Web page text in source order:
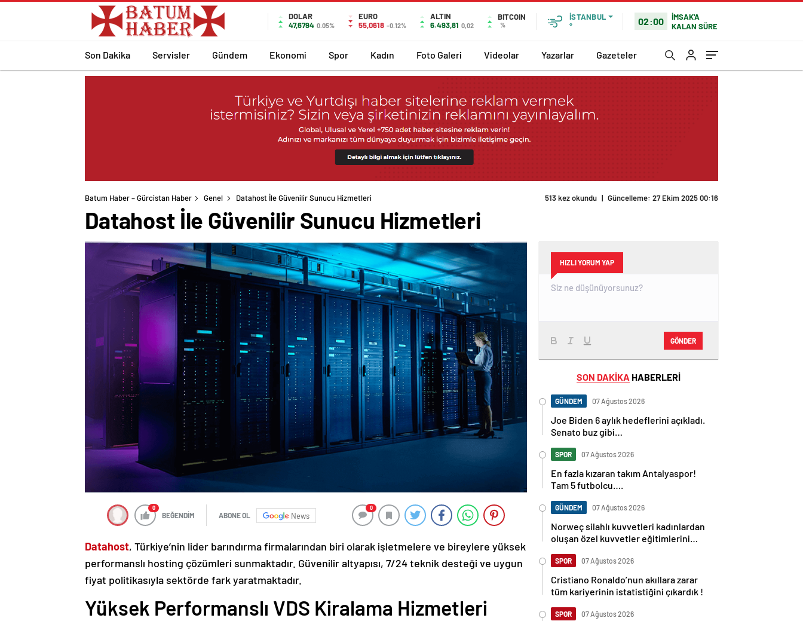
DOLAR
47,6794 0.05%
EURO
55,0618 -0.12%
ALTIN
6.493,81 0,02
BITCOIN
%
İSTANBUL
°
02:00
İMSAK'A
KALAN SÜRE
Son Dakika Servisler Gündem Ekonomi Spor Kadın Foto Galeri Videolar Yazarlar Gazeteler
Batum Haber – Gürcistan Haber Genel Datahost İle Güvenilir Sunucu Hizmetleri 513 kez okundu | Güncelleme: 27 Ekim 2025 00:16
Datahost İle Güvenilir Sunucu Hizmetleri
0
BEĞENDİM ABONE OL News
0
Datahost, Türkiye’nin lider barındırma firmalarından biri olarak işletmelere ve bireylere yüksek
performanslı hosting çözümleri sunmaktadır. Güvenilir altyapısı, 7/24 teknik desteği ve uygun
fiyat politikasıyla sektörde fark yaratmaktadır.
Yüksek Performanslı VDS Kiralama Hizmetleri
HIZLI YORUM YAP
GÖNDER
SON DAKİKA HABERLERİ
GÜNDEM 07 Ağustos 2026
Joe Biden 6 aylık hedeflerini açıkladı.
Senato buz gibi…
SPOR 07 Ağustos 2026
En fazla kızaran takım Antalyaspor!
Tam 5 futbolcu….
GÜNDEM 07 Ağustos 2026
Norweç silahlı kuvvetleri kadınlardan
oluşan özel kuvvetler eğitimlerini
SPOR 07 Ağustos 2026
Cristiano Ronaldo’nun akıllara zarar
tüm kariyerinin istatistiğini çıkardık !
SPOR 07 Ağustos 2026